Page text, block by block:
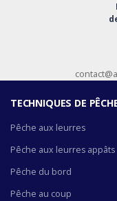
TECHNIQUES DE
Pêche aux leurres
Pêche aux leurres appâts
Pêche du bord
Pêche au coup